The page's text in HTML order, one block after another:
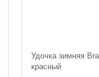
Удочка зимняя
красный